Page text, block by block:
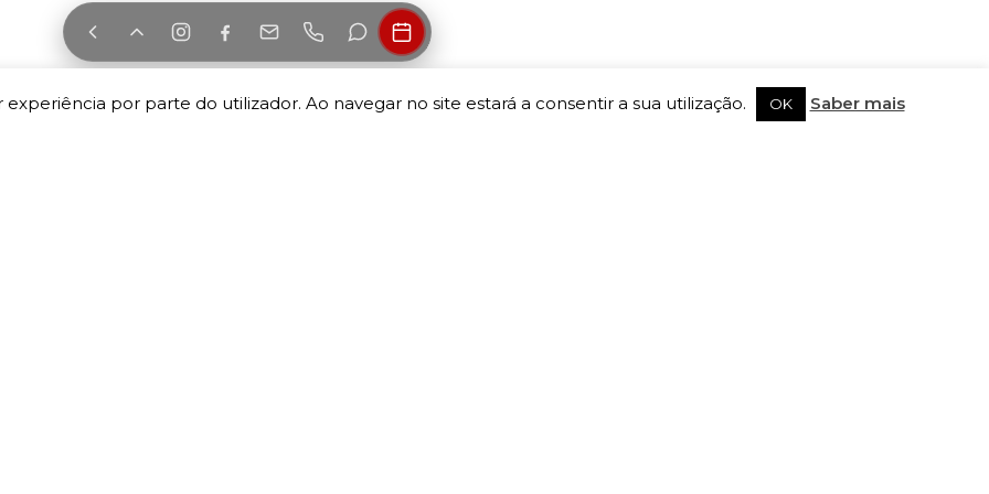
por parte do utilizador. Ao navegar no site estará a consentir a sua utilização. OK Saber mais